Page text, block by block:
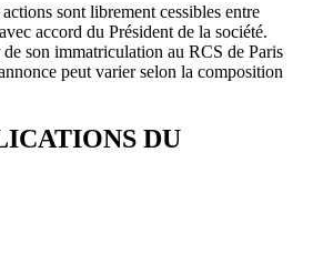
sont librement cessibles entre
accord du Président de la société.
son immatriculation au RCS de Paris
peut varier selon la composition
DU